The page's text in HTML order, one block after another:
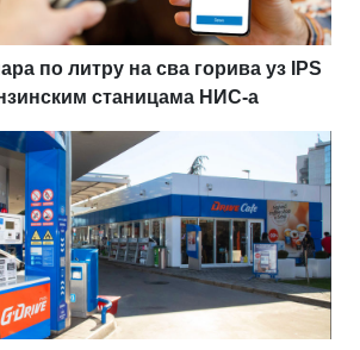
по литру на сва горива уз IPS
станицама НИС-а